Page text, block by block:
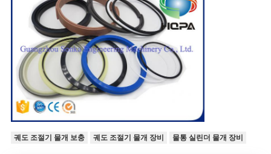
궤도 조절기 물개 보충 궤도 조절기 물개 장비 물통 실린더 물개 장비